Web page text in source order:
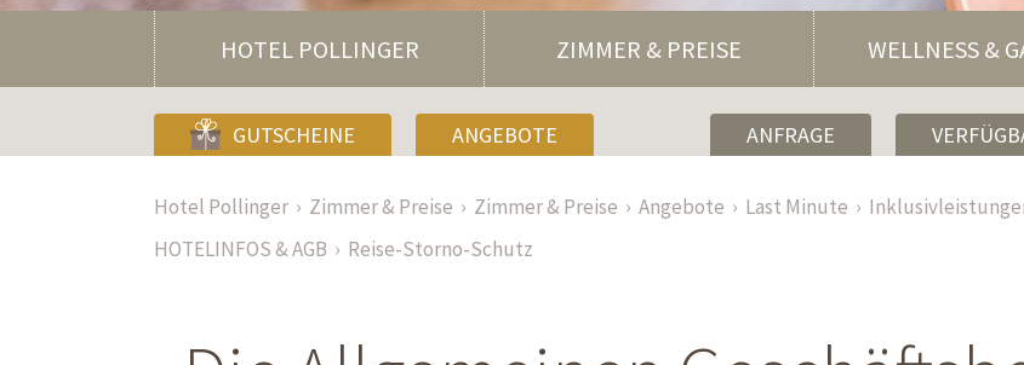
HOTEL POLLINGER ZIMMER & PREISE WELLNESS &
GUTSCHEINE ANGEBOTE ANFRAGE
Hotel Pollinger Zimmer & Preise Zimmer & Preise Angebote Last Minute
HOTELINFOS & AGB
Reise-Storno-Schutz